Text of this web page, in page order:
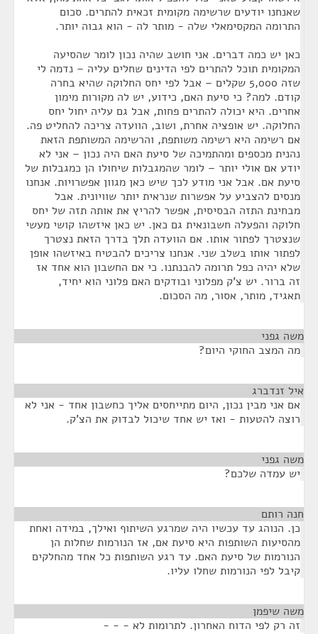
שאנחנו יודעים שרשימה מקומית זכאית להתרים. סכום
התרומה המקסימאלי שלה - מותר לה - הוא גבוה יותר.
כאן יש כמה דברים. אני חושב שהיה נכון לומר שהסיעה
המקומית תוכל להתרים לפי הדינים שחלים עליה – נדמה לי
שזה 5,000 שקלים – אבל לפי יחס החלוקה שהיא בחרה
קודם. למה? כי סיעת האם, כידוע, יש לה מקורות מימון
אחרים. היא יכולה להתרים פחות, אבל גם עליה יחול יחס
החלוקה. יש אופציה אחרת, ושוב, הוועדה צריכה להחליט פה.
אם רשימה היא רשימה משותפת, והרשימה המשותפת הזאת
נהנית מכספים ומהתמיכה של סיעת האם היה נכון – אני לא
יודע אם אולי יותר – לומר שהמגבלות שיחולו הן כמגבלות של
סיעת אם. אבל אני מודע לכך שיש כאן מגוון אפשרויות. אנחנו
מנסים להצביע על אפשרות שנראית יותר שוויונית. אבל
מבחינת התזה הבסיסית, אפשר להריץ את אותה תזה של יחס
חלוקה והפעלה חשבונאית גם כאן. יש כאן איזשהו קושי מעשי
שנצטרך לפתור אותו. אם הוועדה תלך בדרך הזאת נצטרך
לפתור אותו בשלב שני. אנחנו צריכים להבטיח באיזשהו אופן
שלא יהיה כפל תרומה להבנתנו. כי אם החשבון הוא אחד אז
זה ברור. יש צ'ק מפלוני ובודקים האם פלוני הוא יחיד,
תאגיד, מותר, אסור, מה הסכום.
משה גפני
מה המצב החוקי היום?
איל זנדברג
אם אני מבין נכון, היום מתייחסים אליך כחשבון אחד - אני לא
רוצה להטעות - ואז יש אחד שיכול לבדוק את הצ'ק.
משה גפני
יש עמדה שלכם?
חנה רותם
כן. הנוהג עד עכשיו היה שמרגע השיתוף ואילך, במידה ואחת
מהסיעות השותפות היא סיעת אם, אז הנורמות שחלות הן
הנורמות של סיעת האם. עד רגע השותפות כל אחד מהחלקים
קיבל לפי הנורמות שחלו עליו.
משה שיפמן
זה רק לפי הדוח האחרון. לתרומות לא - - -